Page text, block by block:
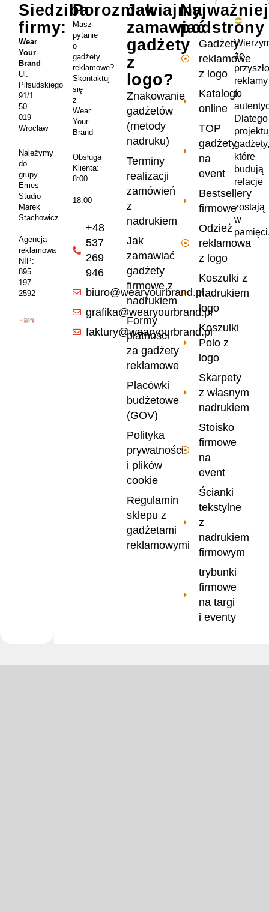
że
reklamy
to
Dlatego
gadżety,
które
budują
relacje
i
zostają
w
podstrony
Gadżety
reklamowe
z logo
Katalogi
online
TOP
gadżety
na
event
Bestsellery
firmowe
Odzież
reklamowa
z logo
Koszulki z
nadrukiem
logo
Koszulki
Polo z
logo
Skarpety
z własnym
nadrukiem
Stoisko
firmowe
na
event
Ścianki
tekstylne
z
nadrukiem
firmowym
trybunki
firmowe
na targi
i eventy
Jak
zamawiać
gadżety
z
logo?
Znakowanie
gadżetów
(metody
nadruku)
Terminy
realizacji
zamówień
z
nadrukiem
Jak
zamawiać
gadżety
firmowe z
nadrukiem
Formy
płatności
za gadżety
reklamowe
Placówki
budżetowe
(GOV)
Polityka
prywatności
i plików
cookie
Regulamin
sklepu z
gadżetami
reklamowymi
Porozmawiajmy
Masz
pytanie
o
gadżety
reklamowe?
Skontaktuj
się
z
Wear
Your
Brand
Obsługa
Klienta:
8:00
–
18:00
+48
537
269
946
biuro@wearyourbrand.pl
grafika@wearyourbrand.pl
faktury@wearyourbrand.pl
Siedziba
firmy:
Wear
Your
Brand
Ul.
Piłsudskiego
91/1
50-
019
Wrocław
Należymy
do
grupy
Emes
Studio
Marek
Stachowicz
–
Agencja
reklamowa
NIP:
895
197
2592